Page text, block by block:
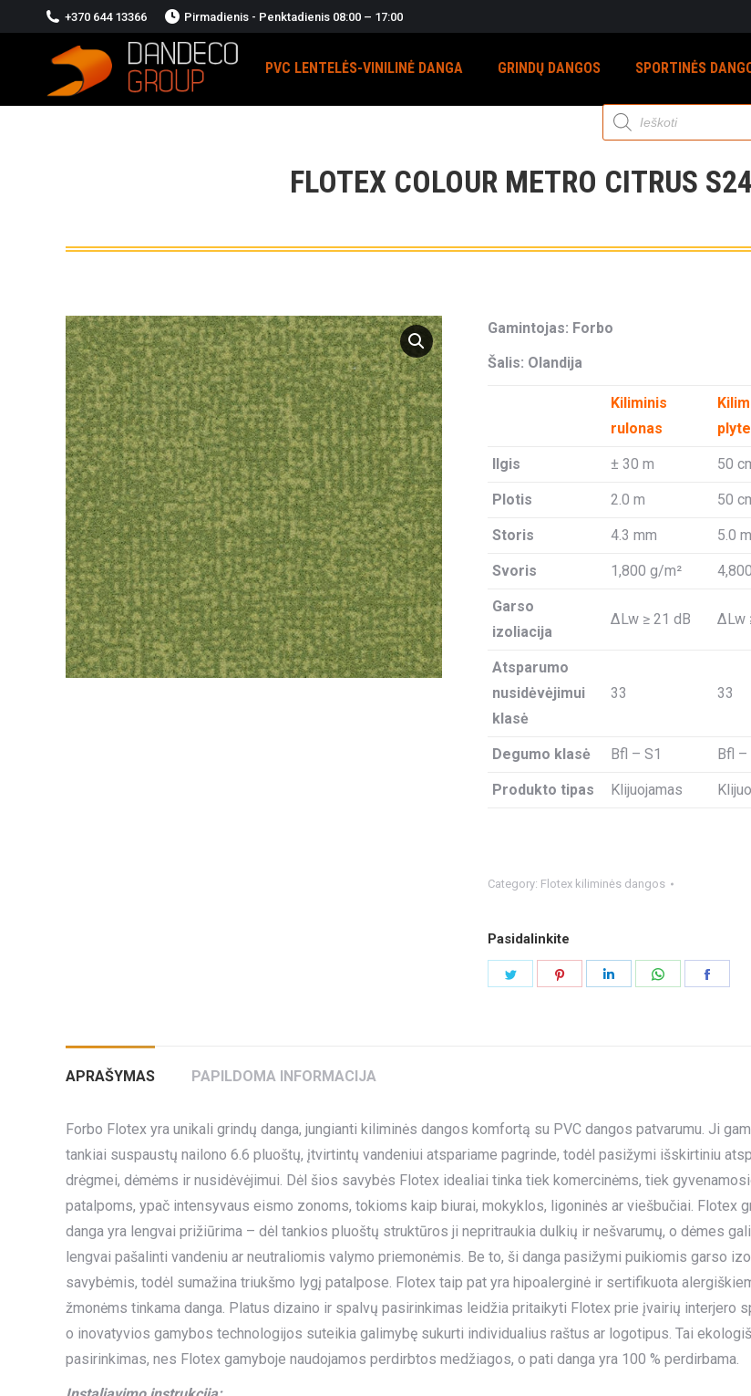
+370 644 13366 Pirmadienis - Penktadienis 08:00 – 17:00
PVC LENTELĖS-VINILINĖ DANGA GRINDŲ DANGOS SPORTINĖS
Products
search
FLOTEX COLOUR METRO CITRUS
Gamintojas: Forbo
Šalis: Olandija
Kiliminis
rulonas
Ilgis ± 30 m 50
Plotis 2.0 m 50
Storis 4.3 mm 5.0
Svoris 1,800 g/m²
Garso
izoliacija
ΔLw ≥ 21 dB ΔLw
Atsparumo
nusidėvėjimui
klasė
33 33
Degumo klasė Bfl – S1 Bfl –
Produkto tipas Klijuojamas
Category: Flotex kiliminės dangos
Pasidalinkite
Share
Share
APRAŠYMAS PAPILDOMA INFORMACIJA
Forbo Flotex yra unikali grindų danga, jungianti kiliminės dangos komfortą su PVC dangos patvarumu. Ji
tankiai suspaustų nailono 6.6 pluoštų, įtvirtintų vandeniui atspariame pagrinde, todėl pasižymi išskirtiniu
drėgmei, dėmėms ir nusidėvėjimui. Dėl šios savybės Flotex idealiai tinka tiek komercinėms, tiek
patalpoms, ypač intensyvaus eismo zonoms, tokioms kaip biurai, mokyklos, ligoninės ar viešbučiai. Flotex
danga yra lengvai prižiūrima – dėl tankios pluoštų struktūros ji nepritraukia dulkių ir nešvarumų, o dėmes
lengvai pašalinti vandeniu ar neutraliomis valymo priemonėmis. Be to, ši danga pasižymi puikiomis garso
savybėmis, todėl sumažina triukšmo lygį patalpose. Flotex taip pat yra hipoalerginė ir sertifikuota
žmonėms tinkama danga. Platus dizaino ir spalvų pasirinkimas leidžia pritaikyti Flotex prie įvairių interjero
o inovatyvios gamybos technologijos suteikia galimybę sukurti individualius raštus ar logotipus. Tai
pasirinkimas, nes Flotex gamyboje naudojamos perdirbtos medžiagos, o pati danga yra 100 % perdirbama.